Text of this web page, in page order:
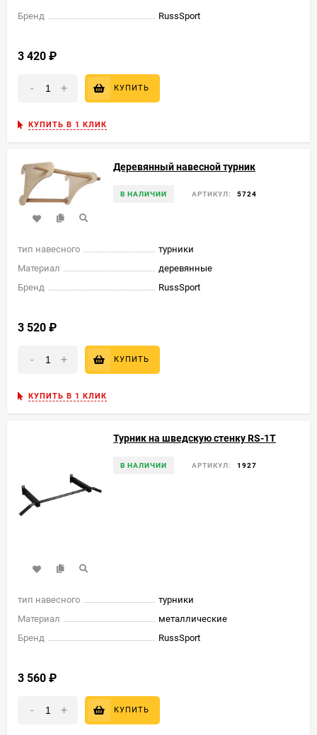
Бренд RussSport
3 420
- + КУПИТЬ
КУПИТЬ В 1 КЛИК
Деревянный навесной турник
В НАЛИЧИИ АРТИКУЛ: 5724
тип навесного
турники
Материал
деревянные
Бренд
RussSport
3 520
- + КУПИТЬ
КУПИТЬ В 1 КЛИК
Турник на шведскую стенку RS-1T
В НАЛИЧИИ АРТИКУЛ: 1927
тип навесного
турники
Материал
металлические
Бренд
RussSport
3 560
- + КУПИТЬ